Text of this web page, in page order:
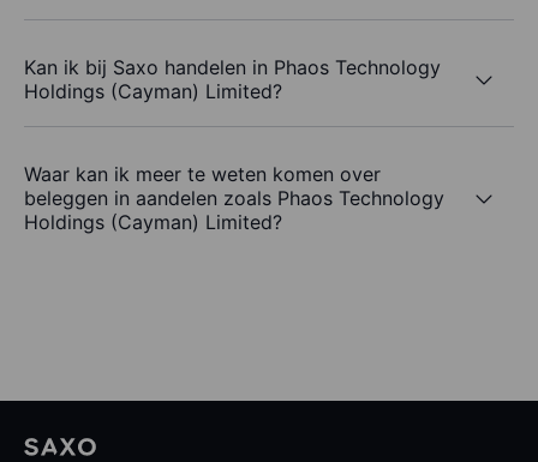
Kan ik bij Saxo handelen in Phaos Technology
Holdings (Cayman) Limited?
Waar kan ik meer te weten komen over
beleggen in aandelen zoals Phaos Technology
Holdings (Cayman) Limited?